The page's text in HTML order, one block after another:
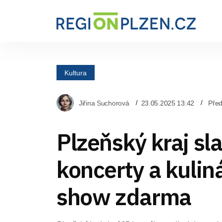
Kultura
Jiřina Suchorová 23.05.2025 13:42
Plzeňský kraj
koncerty a
show zdarma